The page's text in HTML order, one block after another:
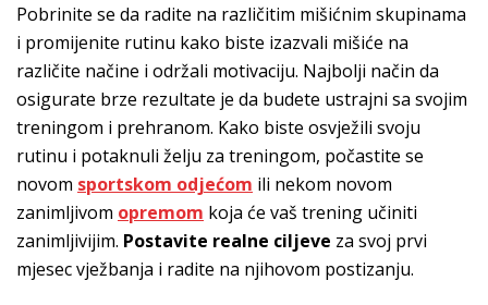
Pobrinite se da radite na različitim mišićnim skupinama
i promijenite rutinu kako biste izazvali mišiće na
različite načine i održali motivaciju. Najbolji način da
osigurate brze rezultate je da budete ustrajni sa svojim
treningom i prehranom. Kako biste osvježili svoju
rutinu i potaknuli želju za treningom, počastite se
novom sportskom odjećom ili nekom novom
zanimljivom opremom koja će vaš trening učiniti
zanimljivijim. Postavite realne ciljeve za svoj prvi
mjesec vježbanja i radite na njihovom postizanju.